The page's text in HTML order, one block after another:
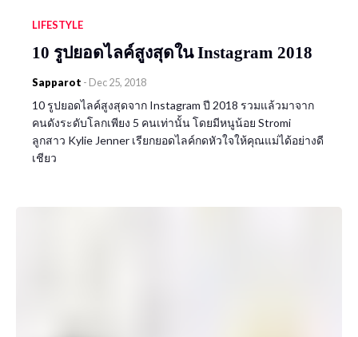
LIFESTYLE
10 รูปยอดไลค์สูงสุดใน Instagram 2018
Sapparot - Dec 25, 2018
10 รูปยอดไลค์สูงสุดจาก Instagram ปี 2018 รวมแล้วมาจาก
คนดังระดับโลกเพียง 5 คนเท่านั้น โดยมีหนูน้อย Stromi
ลูกสาว Kylie Jenner เรียกยอดไลค์กดหัวใจให้คุณแม่ได้อย่างดี
เชียว